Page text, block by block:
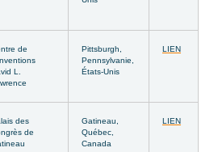
de
L.
Pittsburgh,
Pennsylvanie,
États-Unis
LIEN
des
de
Gatineau,
Québec,
Canada
LIEN